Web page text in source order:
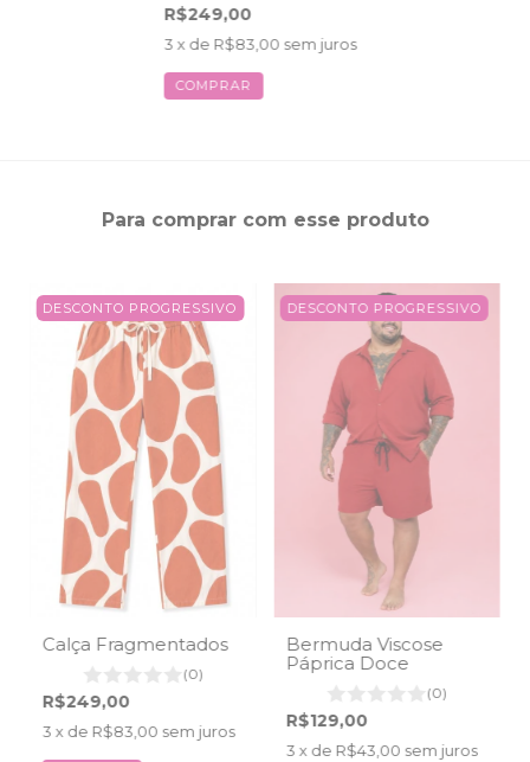
R$249,00
3 x de R$83,00 sem juros
COMPRAR
Para comprar com esse produto
DESCONTO PROGRESSIVO
Calça Fragmentados
(0)
R$249,00
3 x de R$83,00 sem juros
DESCONTO PROGRESSIVO
Bermuda Viscose
Páprica Doce
(0)
R$129,00
3 x de R$43,00 sem juros